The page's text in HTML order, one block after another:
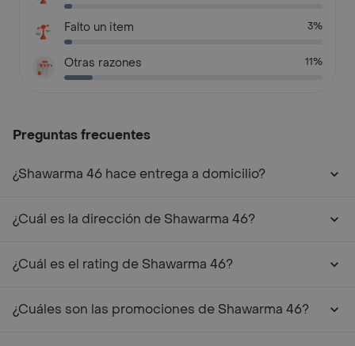
Falto un item 3%
Otras razones 11%
Preguntas frecuentes
¿Shawarma 46 hace entrega a domicilio?
¿Cuál es la dirección de Shawarma 46?
¿Cuál es el rating de Shawarma 46?
¿Cuáles son las promociones de Shawarma 46?